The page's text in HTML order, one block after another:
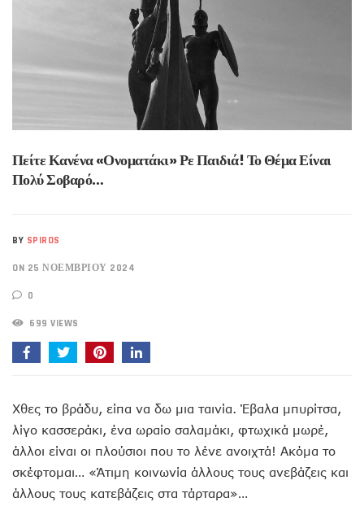
Πείτε Κανένα «ονοματάκι» Ρε Παιδιά! Το Θέμα Είναι
Πολύ Σοβαρό…
BY SPIROS
ON 25 ΝΟΕΜΒΡΊΟΥ 2024
0
699 VIEWS
Χθες το βράδυ, είπα να δω μια ταινία. Έβαλα μπυρίτσα,
λίγο κασσεράκι, ένα ωραίο σαλαμάκι, φτωχικά μωρέ,
άλλοι είναι οι πλούσιοι που το λένε ανοιχτά! Ακόμα το
σκέφτομαι… «Άτιμη κοινωνία άλλους τους ανεβάζεις και
άλλους τους κατεβάζεις στα τάρταρα»…